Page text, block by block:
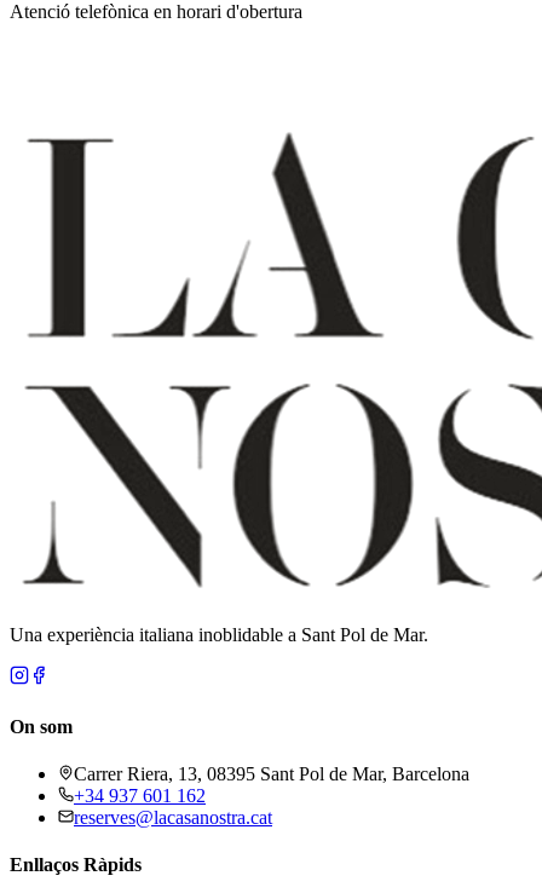
Atenció telefònica en horari d'obertura
Una experiència italiana inoblidable a Sant Pol de Mar.
On som
Carrer Riera, 13, 08395 Sant Pol de Mar, Barcelona
+34 937 601 162
reserves@lacasanostra.cat
Enllaços Ràpids